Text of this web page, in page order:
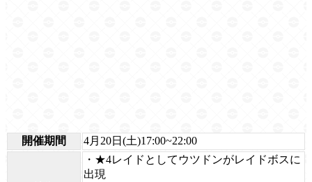
開催期間 4月20日(土)17:00~22:00
・★4レイドとしてウツドンがレイドボスに
出現